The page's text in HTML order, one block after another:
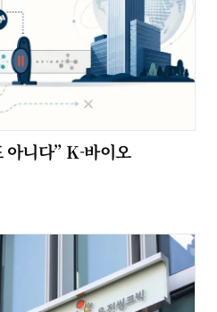
아니다” K-바이오